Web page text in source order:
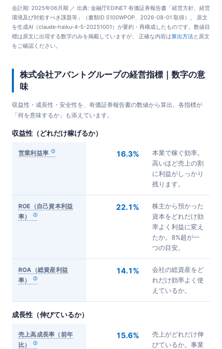
会計期: 2025年06月期 ／ 出典: 金融庁EDINET 有価証券報告書「経営方針、経営
環境及び対処すべき課題等」（書類ID S100WPOP、2026-08-01 取得）。 原文
を生成AI（claude-haiku-4-5-20251001）が要約・再構成したものです。数値目
標は原文に出現する数字のみを掲載していますが、 正確な内容は算出方法と原文
をご確認ください。
株式会社アバントグループの経営指標｜数字の意
味
収益性・成長性・安全性を、有価証券報告書の数値から算出。各指標が
「何を意味するか」も添えています。
収益性（どれだけ稼げるか）
営業利益率 16.3%
本業で稼ぐ効率。
高いほど売上の割
に利益がしっかり
残ります。
ROE（自己資本利益
率）
22.1%
株主から預かった
資本をどれだけ効
率よく利益に変え
たか。8%超が一
つの目安。
ROA（総資産利益
率）
14.1%
会社の総資産をど
れだけ効率よく使
えているか。
成長性（伸びているか）
売上高成長率（前年
比）
15.6%
売上がどれだけ伸
びているか。事業